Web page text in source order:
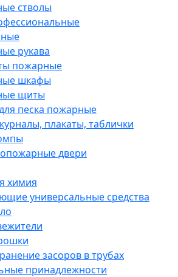
стволы
рукава
пожарные
шкафы
щиты
песка пожарные
плакаты, таблички
двери
химия
универсальные средства
засоров в трубах
принадлежности